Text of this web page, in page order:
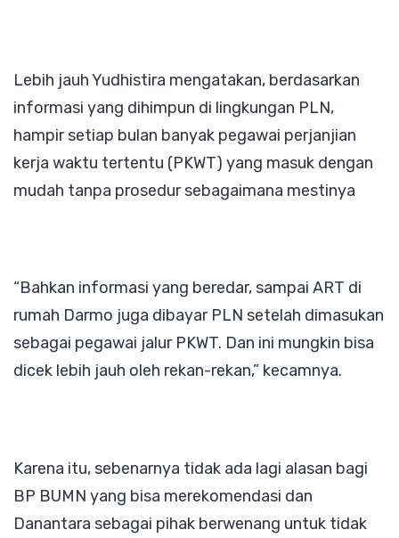
Lebih jauh Yudhistira mengatakan, berdasarkan
informasi yang dihimpun di lingkungan PLN,
hampir setiap bulan banyak pegawai perjanjian
kerja waktu tertentu (PKWT) yang masuk dengan
mudah tanpa prosedur sebagaimana mestinya
“Bahkan informasi yang beredar, sampai ART di
rumah Darmo juga dibayar PLN setelah dimasukan
sebagai pegawai jalur PKWT. Dan ini mungkin bisa
dicek lebih jauh oleh rekan-rekan,” kecamnya.
Karena itu, sebenarnya tidak ada lagi alasan bagi
BP BUMN yang bisa merekomendasi dan
Danantara sebagai pihak berwenang untuk tidak